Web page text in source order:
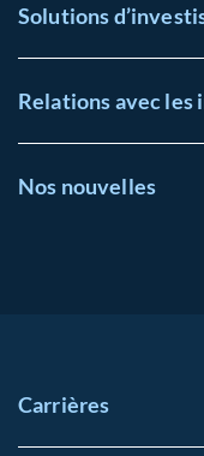
Solutions
Relations avec les
Nos nouvelles
Carrières